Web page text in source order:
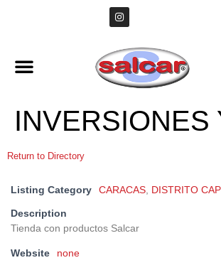
INVERSIONES
Return to Directory
Listing Category CARACAS DISTRITO
Description
Tienda con productos Salcar
Website none